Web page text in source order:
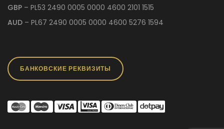
GBP – PL53 2490 0005 0000 4600 2101 1515
AUD – PL67 2490 0005 0000 4600 5276 1594
БАНКОВСКИЕ РЕКВИЗИТЫ